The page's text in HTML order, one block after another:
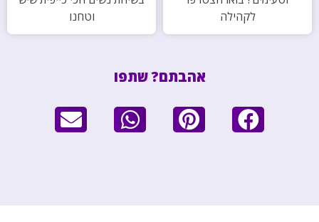
לקהילה
וטחנו
אהבתם? שתפו